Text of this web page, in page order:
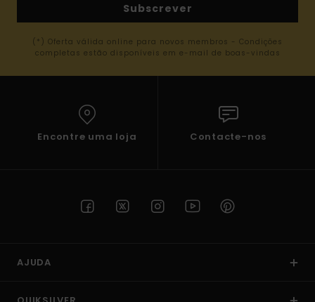
Subscrever
(*) Oferta válida online para novos membros - Condições
completas estão disponíveis em e-mail de boas-vindas
Encontre uma loja Contacte-nos
AJUDA